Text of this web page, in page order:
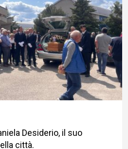
Desiderio, il suo
città.